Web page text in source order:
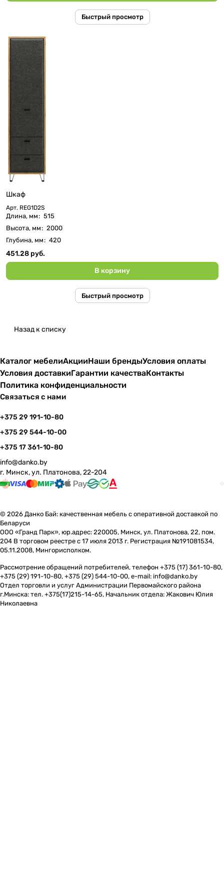
Быстрый просмотр
Шкаф
Арт. REG1D2S
Длина, мм: 515
Высота, мм: 2000
Глубина, мм: 420
451.28 руб.
В корзину
Быстрый просмотр
Назад к списку
Каталог мебелиАкцииНаши брендыУсловия оплаты
Условия доставкиГарантии качестваКонтакты
Политика конфиденциальности
Связаться с нами
+375 29 191-10-80
+375 29 544-10-00
+375 17 361-10-80
info@danko.by
г. Минск, ул. Платонова, 22-204
© 2026 Данко Бай: качественная мебель с оперативной доставкой по
Беларуси
ООО «Гранд Парк», юр.адрес: 220005, Минск, ул. Платонова, 22, пом.
204 В торговом реестре с 17 июля 2013 г. Регистрация №191081534,
05.11.2008, Мингорисполком.
Рассмотрение обращений потребителей, телефон +375 (17) 361-10-80,
+375 (29) 191-10-80, +375 (29) 544-10-00, e-mail: info@danko.by
Отдел торговли и услуг Администрации Первомайского района
г.Минска: тел. +375(17)215-14-65, Начальник отдела: Жакович Юлия
Николаевна